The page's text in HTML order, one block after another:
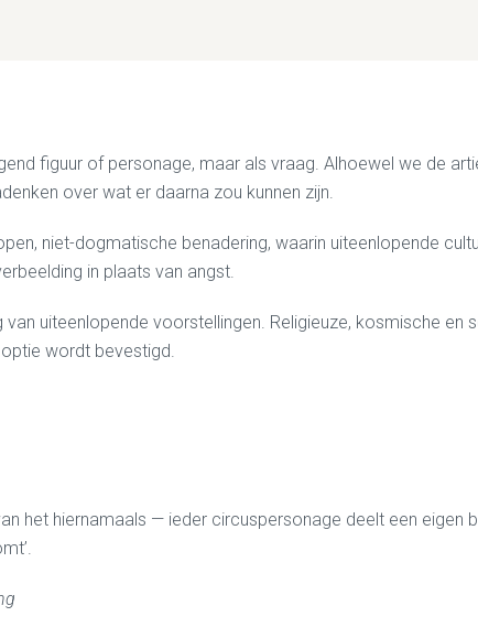
figuur of personage, maar als vraag. Alhoewel we de
over wat er daarna zou kunnen zijn.
niet-dogmatische benadering, waarin uiteenlopende
in plaats van angst.
uiteenlopende voorstellingen. Religieuze, kosmische en
optie wordt bevestigd.
het hiernamaals — ieder circuspersonage deelt een eigen